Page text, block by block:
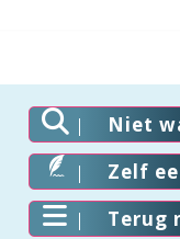
Niet
Zelf
Terug